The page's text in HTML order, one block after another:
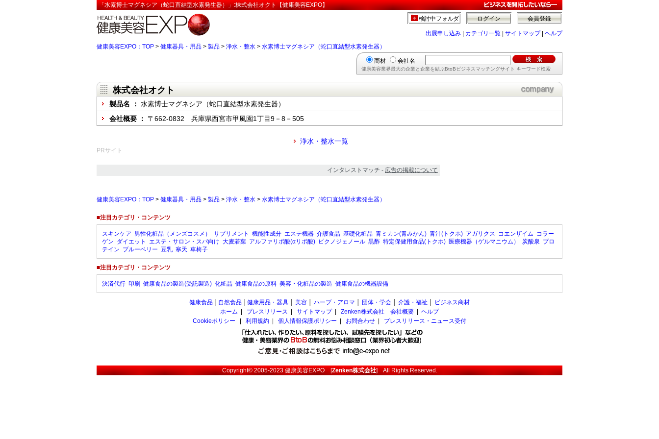
「水素博士マグネシア（蛇口直結型水素発生器）」:株式会社オクト【健康美容EXPO】
会員登録
ログイン
検討中フォルダ
出展申し込み カテゴリ一覧 サイトマップ| ヘルプ
健康美容EXPO：TOP > 健康器具・用品 > 製品 > 浄水・整水 > 水素博士マグネシア（蛇口直結型水素発生器）
商材 会社名
健康美容業界最大の企業と企業を結ぶBtoBビジネスマッチングサイト キーワード検索
株式会社オクト
製品名 ： 水素博士マグネシア（蛇口直結型水素発生器）
会社概要 ： 〒662-0832 兵庫県西宮市甲風園1丁目9－8－505
浄水・整水一覧
PRサイト
インタレストマッチ - 広告の掲載について
健康美容EXPO：TOP > 健康器具・用品 > 製品 > 浄水・整水 > 水素博士マグネシア（蛇口直結型水素発生器）
■注目カテゴリ・コンテンツ
スキンケア 男性化粧品（メンズコスメ） サプリメント 機能性成分 エステ機器 介護食品 基礎化粧品 青ミカン(青みかん) 青汁(トクホ) アガリクス コエンザイム コラー
ゲン ダイエット エステ・サロン・スパ向け 大麦若葉 アルファリポ酸(αリポ酸) ピクノジェノール 黒酢 特定保健用食品(トクホ) 医療機器（ゲルマニウム） 炭酸泉 プロ
テイン ブルーベリー 豆乳 寒天 車椅子
■注目カテゴリ・コンテンツ
決済代行 印刷 健康食品の製造(受託製造) 化粧品 健康食品の原料 美容・化粧品の製造 健康食品の機器設備
健康食品 自然食品 健康用品・器具 美容 ハーブ・アロマ 団体・学会 介護・福祉
ビジネス商材
ホーム
プレスリリース サイトマップ| Zenken株式会社 会社概要
ヘルプ
Cookieポリシー
利用規約 個人情報保護ポリシー お問合わせ プレスリリース・ニュース受付
Copyright© 2005-2023健康美容EXPO[Zenken株式会社] All Rights Reserved.